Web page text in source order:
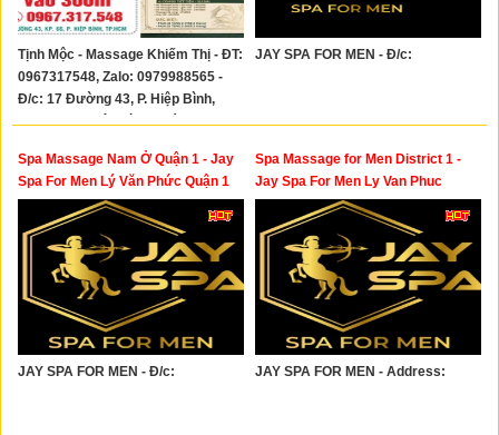
Tịnh Mộc - Massage Khiếm Thị - ĐT:
0967317548, Zalo: 0979988565 -
Đ/c: 17 Đường 43, P. Hiệp Bình,
TP.HCM (P. Hiệp Bình Chánh, TP.
JAY SPA FOR MEN - Đ/c:
Spa Massage Nam Ở Quận 1 - Jay
Spa For Men Lý Văn Phức Quận 1
JAY SPA FOR MEN - Đ/c:
Spa Massage for Men District 1 -
Jay Spa For Men Ly Van Phuc
District 1
JAY SPA FOR MEN - Address: